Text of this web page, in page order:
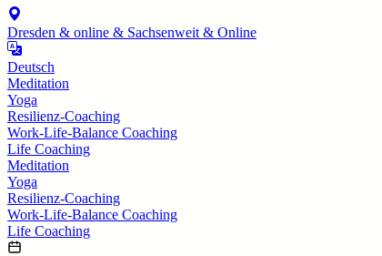
Dresden & online & Sachsenweit & Online
Deutsch
Meditation
Yoga
Resilienz-Coaching
Work-Life-Balance Coaching
Life Coaching
Meditation
Yoga
Resilienz-Coaching
Work-Life-Balance Coaching
Life Coaching